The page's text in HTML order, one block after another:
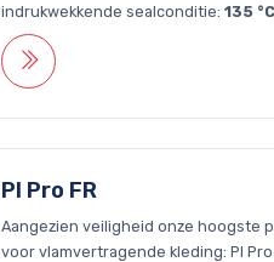
indrukwekkende sealconditie:135 °C
PI Pro FR
Aangezien veiligheid onze hoogste
voor vlamvertragende kleding: PI Pro